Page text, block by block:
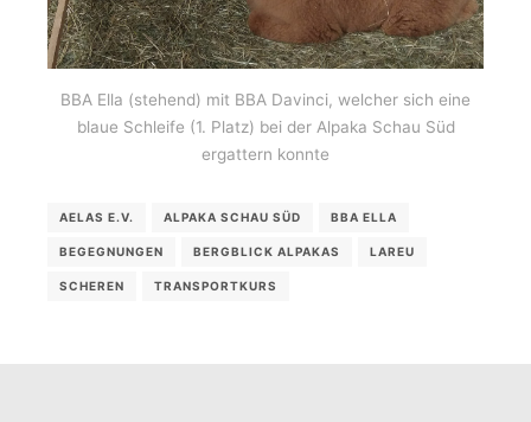
BBA Ella (stehend) mit BBA Davinci, welcher sich eine
blaue Schleife (1. Platz) bei der Alpaka Schau Süd
ergattern konnte
AELAS E.V. ALPAKA SCHAU SÜD BBA ELLA
BEGEGNUNGEN BERGBLICK ALPAKAS LAREU
SCHEREN TRANSPORTKURS